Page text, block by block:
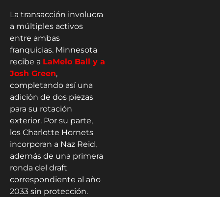
La transacción involucra
a múltiples activos
entre ambas
franquicias. Minnesota
recibe a LaMelo Ball y a
Josh Green,
completando así una
adición de dos piezas
para su rotación
exterior. Por su parte,
los Charlotte Hornets
incorporan a Naz Reid,
además de una primera
ronda del draft
correspondiente al año
2033 sin protección.